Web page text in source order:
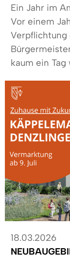
Ein Jahr im
Vor einem
Verpflichtung
kaum ein Tag
18.03.2026